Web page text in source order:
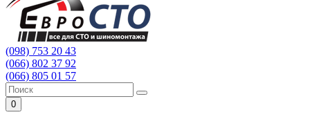
(098) 753 20 43
(066) 802 37 92
(066) 805 01 57
0